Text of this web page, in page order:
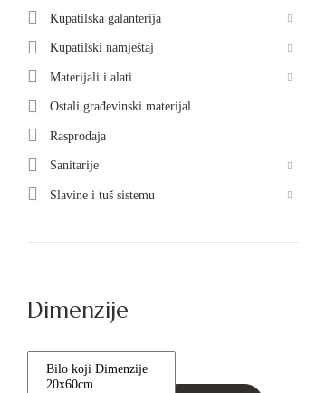
Kupatilska galanterija
Kupatilski namještaj
Materijali i alati
Ostali građevinski materijal
Rasprodaja
Sanitarije
Slavine i tuš sistemu
Dimenzije